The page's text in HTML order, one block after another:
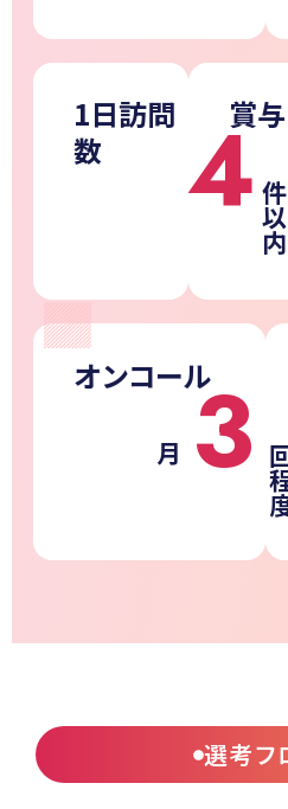
1日訪問
数
4件
以
内
賞与
オンコール3
月
選考フ